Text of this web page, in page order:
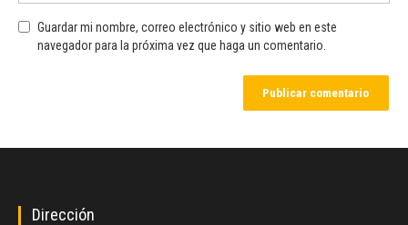
Guardar mi nombre, correo electrónico y sitio web en este
navegador para la próxima vez que haga un comentario.
Dirección